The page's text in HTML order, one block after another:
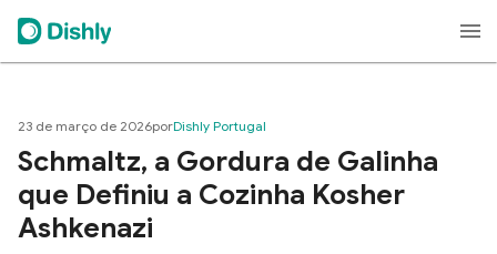
23 de março de 2026porDishly Portugal
Schmaltz, a Gordura de Galinha
que Definiu a Cozinha Kosher
Ashkenazi